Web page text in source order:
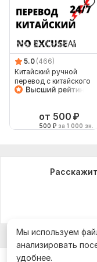
Недвижимость,
Язык перевода:
с Английского
с Русского на
Объем услуги в
5.0 (466)
Китайский ручной
перевод с китайского
на китайский
от 500 ₽
500 ₽ за 1 000 зн.
Мы используем
анализировать
удобнее.